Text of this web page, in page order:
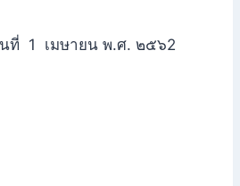
ที่ 1 เมษายน พ.ศ. ๒๕๖2